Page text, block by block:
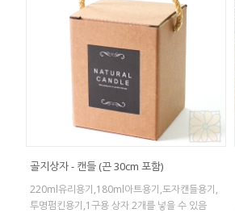
골지상자 - 캔들 (끈 30cm 포함)
220ml유리용기,180ml아트용기,도자캔들용기,
투명펌킨용기,1구용 상자 2개를 넣을 수 있음